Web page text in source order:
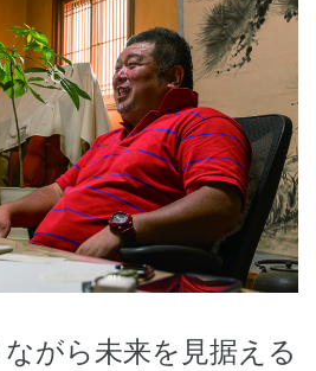
がら未来を見据える